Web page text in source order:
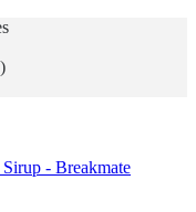
- Breakmate